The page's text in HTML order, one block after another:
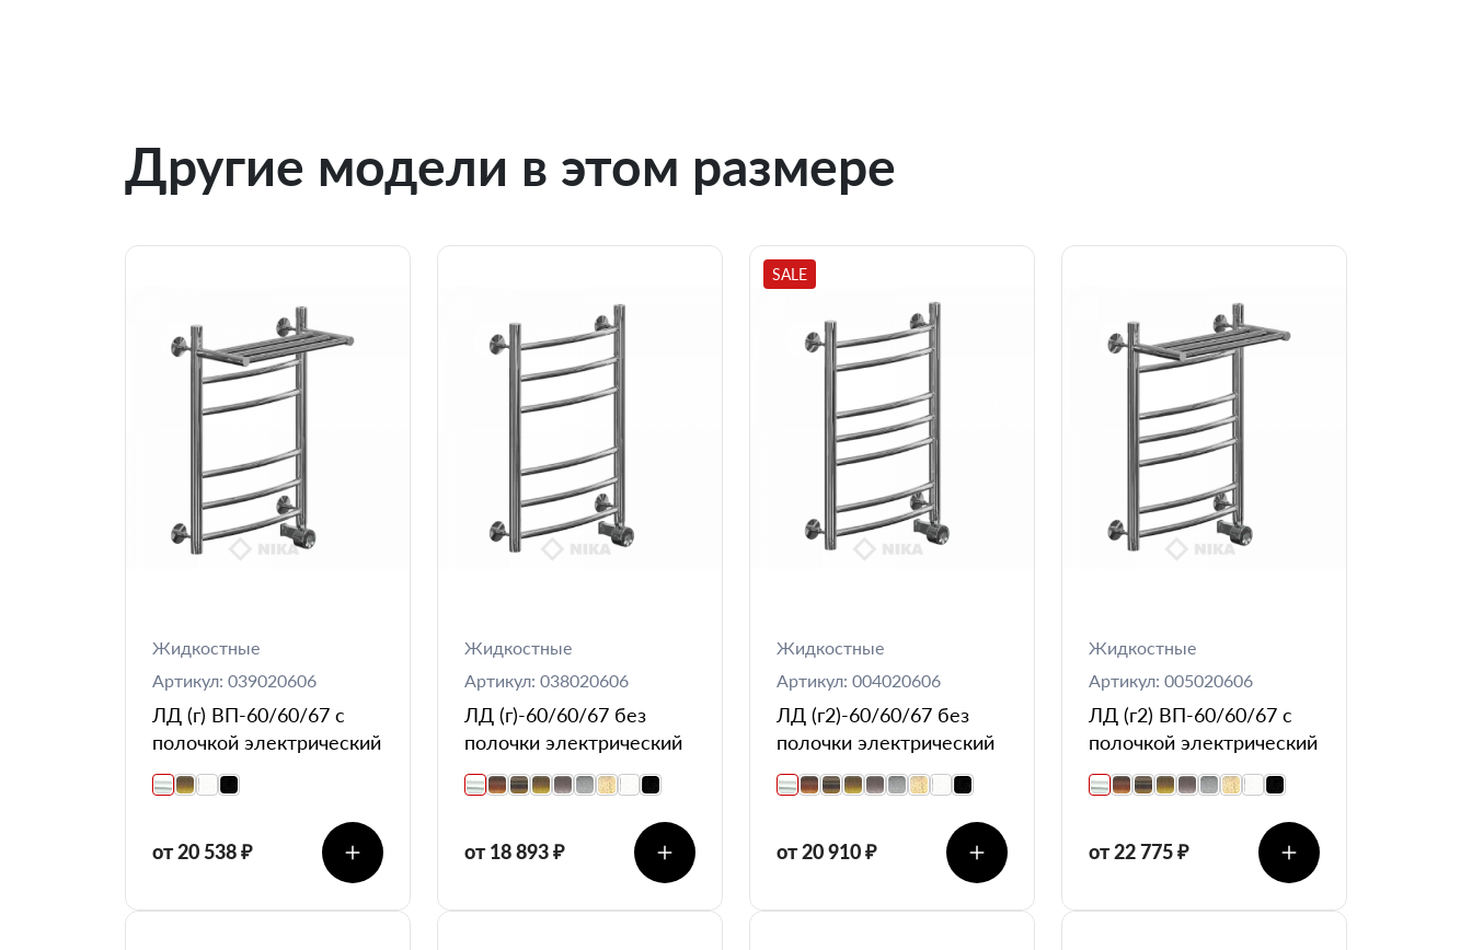
Другие модели в этом размере
Жидкостные
Артикул: 039020606
ЛД (г) ВП-60/60/67 с
полочкой электрический
от 20 538 ₽
Жидкостные
Артикул: 038020606
ЛД (г)-60/60/67 без
полочки электрический
от 18 893 ₽
SALE
Жидкостные
Артикул: 004020606
ЛД (г2)-60/60/67 без
полочки электрический
от 20 910 ₽
Жидкостные
Артикул: 005020606
ЛД (г2) ВП-60/60/67 с
полочкой электрический
от 22 775 ₽